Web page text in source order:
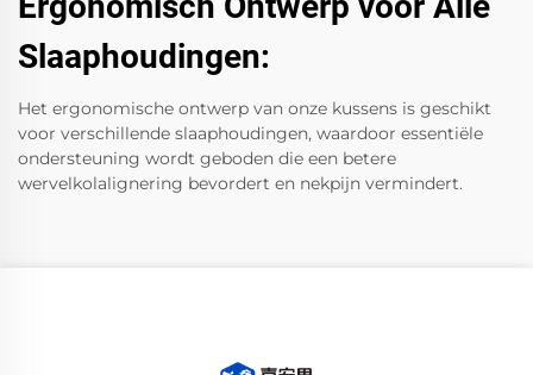
Slaaphoudingen:
Het ergonomische ontwerp van onze kussens is geschikt
voor verschillende slaaphoudingen, waardoor essentiële
ondersteuning wordt geboden die een betere
wervelkolalignering bevordert en nekpijn vermindert.